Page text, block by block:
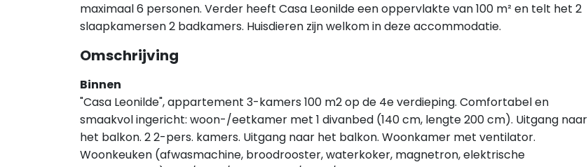
maximaal 6 personen. Verder heeft Casa Leonilde een oppervlakte van 100 m² en telt het 2
slaapkamersen 2 badkamers. Huisdieren zijn welkom in deze accommodatie.
Omschrijving
Binnen
"Casa Leonilde", appartement 3-kamers 100 m2 op de 4e verdieping. Comfortabel en
smaakvol ingericht: woon-/eetkamer met 1 divanbed (140 cm, lengte 200 cm). Uitgang naar
het balkon. 2 2-pers. kamers. Uitgang naar het balkon. Woonkamer met ventilator.
Woonkeuken (afwasmachine, broodrooster, waterkoker, magnetron, elektrische